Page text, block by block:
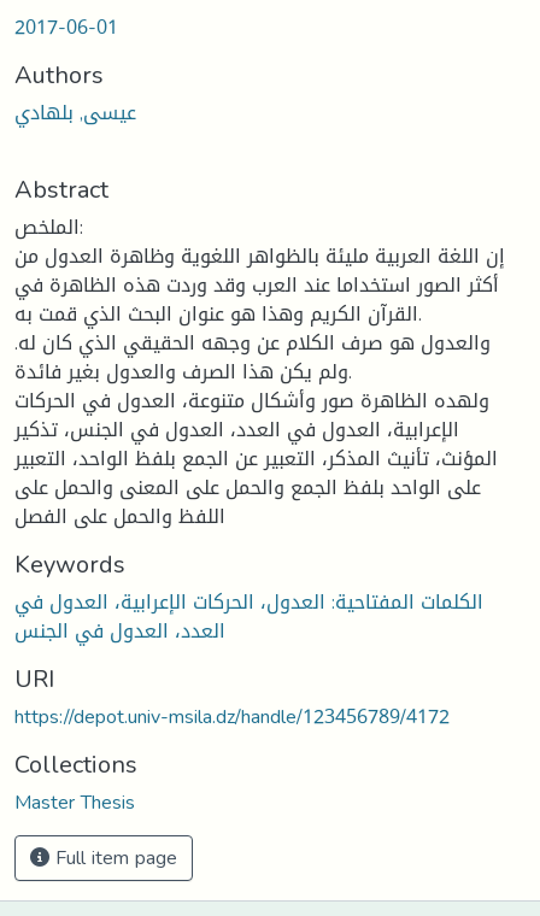
2017-06-01
Authors
عيسى, بلهادي
Abstract
الملخص:
إن اللغة العربية مليئة بالظواهر اللغوية وظاهرة العدول من
أكثر الصور استخداما عند العرب وقد وردت هذه الظاهرة في
القرآن الكريم وهذا هو عنوان البحث الذي قمت به.
والعدول هو صرف الكلام عن وجهه الحقيقي الذي كان له.
ولم يكن هذا الصرف والعدول بغير فائدة.
ولهده الظاهرة صور وأشكال متنوعة، العدول في الحركات
الإعرابية، العدول في العدد، العدول في الجنس، تذكير
المؤنث، تأنيث المذكر، التعبير عن الجمع بلفظ الواحد، التعبير
على الواحد بلفظ الجمع والحمل على المعنى والحمل على
اللفظ والحمل على الفصل
Keywords
الكلمات المفتاحية: العدول، الحركات الإعرابية، العدول في
العدد، العدول في الجنس
URI
https://depot.univ-msila.dz/handle/123456789/4172
Collections
Master Thesis
Full item page